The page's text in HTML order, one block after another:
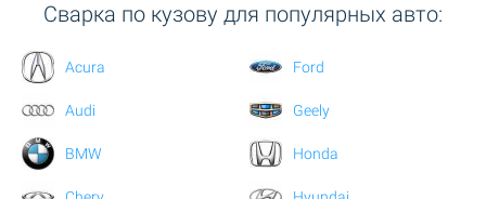
Сварка по кузову для популярных авто:
Acura
Audi
BMW
Ford
Geely
Honda